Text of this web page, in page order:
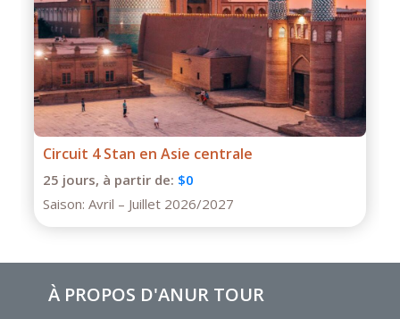
Vers Altyn Emel et le canyon de Charyn
3 jours, à partir de: $0
Saison:Printemps – Été – Automne
À PROPOS D'ANUR TOUR